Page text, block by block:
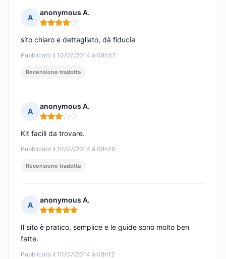
A
anonymous A.
Nota: 4 su 5
Pubblicato il 10/07/2014 à 08h37
sito chiaro e dettagliato, dà fiducia
Recensione tradotta
A
anonymous A.
Nota: 3 su 5
Pubblicato il 10/07/2014 à 08h26
Kit facili da trovare.
Recensione tradotta
A
anonymous A.
Nota: 5 su 5
Pubblicato il 10/07/2014 à 08h12
Il sito è pratico, semplice e le guide sono molto ben
fatte.